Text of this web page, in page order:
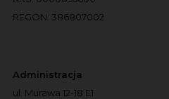
REGON: 386807002
Administracja
ul. Murawa 12-18 E1